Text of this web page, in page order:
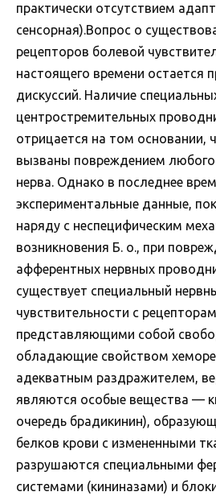
практически отсутствием
сенсорная).Вопрос о
рецепторов болевой
настоящего времени остается
дискуссий. Наличие
центростремительных
отрицается на том основании,
вызваны повреждением любого
нерва. Однако в последнее
экспериментальные данные,
наряду с неспецифическим
возникновения Б. о., при
афферентных нервных
существует специальный
чувствительности с
представляющими собой
обладающие свойством
адекватным раздражителем,
являются особые вещества —
очередь брадикинин),
белков крови с измененными
разрушаются специальными
системами (кининазами) и